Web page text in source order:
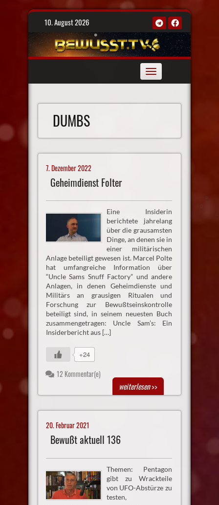
Skip
10. August 2026
Toggle
navigation
DUMBS
7. Dezember 2022
Geheimdienst Folter
Eine Insiderin
berichtete jahrelang
über die grausamsten
Dinge, an denen sie in
einer militärischen
Anlage beteiligt gewesen ist. Marcel Polte
hat umfangreiche Information über
“Uncle Sams Snuff Factory” und andere
Anlagen, in denen Geheimdienste und
Militärs an grausigen Ritualen und
Forschung zur Bewußtseinskontrolle
beteiligt sind, in seinem neuesten Buch
zusammengetragen: Uncle Sam’s: Ein
Insiderbericht aus […]
+24
12 Kommentar(e)
weiterlesen>>
20. Februar 2021
Bewußt aktuell 136
Themen: Pentagon
gibt zu Wrackteile
von UFO-Abstürze zu
testen,